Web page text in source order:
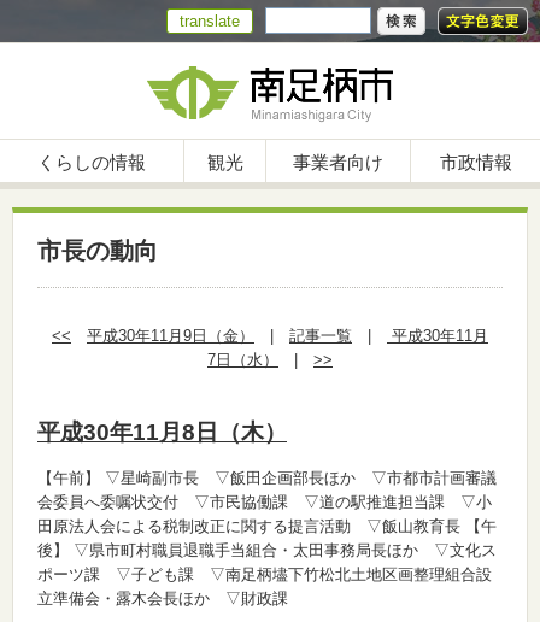
translate
くらしの情報 観光 事業者向け 市政情報
市長の動向
<< 平成30年11月9日（金） 記事一覧
平成30年11月
7日（水）
>>
平成30年11月8日（木）
【午前】
▽星崎副市長 ▽飯田企画部長ほか ▽市都市計画審議
会委員へ委嘱状交付 ▽市民協働課 ▽道の駅推進担当課 ▽小
田原法人会による税制改正に関する提言活動 ▽飯山教育長 【午
後】
▽県市町村職員退職手当組合・太田事務局長ほか ▽文化ス
ポーツ課 ▽子ども課 ▽南足柄壗下竹松北土地区画整理組合設
立準備会・露木会長ほか ▽財政課